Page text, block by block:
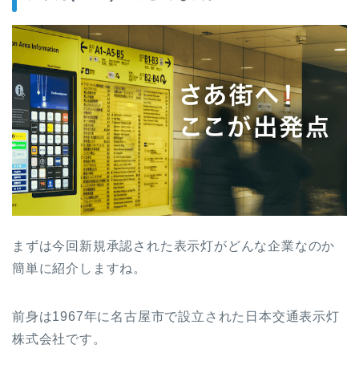
まずは今回新規承認された表示灯がどんな企業なのか
簡単に紹介しますね。
前身は1967年に名古屋市で設立された日本交通表示灯
株式会社です。